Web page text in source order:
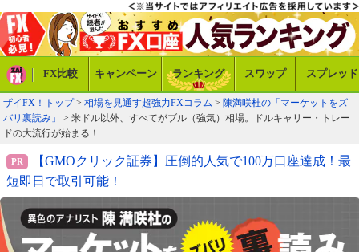
FX比較 キャンペーン ランキング スワップ スプレッド
ザイFX！トップ> 相場を見通す超強力FXコラム > 陳満咲杜の「マーケットをズ
バリ裏読み」
> 米ドル以外、すべてがブル（強気）相場。ドルキャリー・トレー
ドの大流行が始まる！
【GMOクリック証券】圧倒的人気で100万口座達成！最
短即日で取引可能！